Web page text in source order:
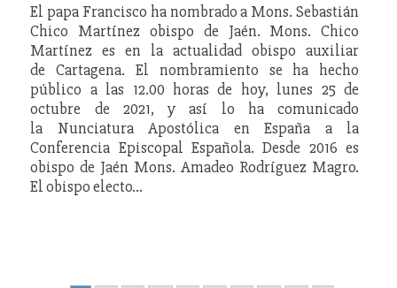
El papa Francisco ha nombrado a Mons. Sebastián
Chico Martínez obispo de Jaén. Mons. Chico
Martínez es en la actualidad obispo auxiliar
de Cartagena. El nombramiento se ha hecho
público a las 12.00 horas de hoy, lunes 25 de
octubre de 2021, y así lo ha comunicado
la Nunciatura Apostólica en España a la
Conferencia Episcopal Española. Desde 2016 es
obispo de Jaén Mons. Amadeo Rodríguez Magro.
El obispo electo…